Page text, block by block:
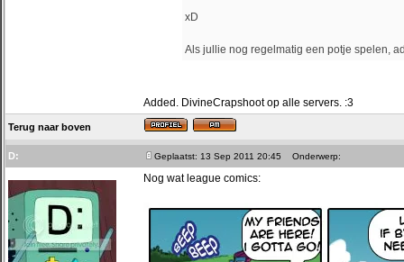
xD
Als jullie nog regelmatig een potje spelen,
Added. DivineCrapshoot op alle servers. :3
Terug naar boven
D: Geplaatst: 13 Sep 2011 20:45 Onderwerp:
Nog wat league comics: